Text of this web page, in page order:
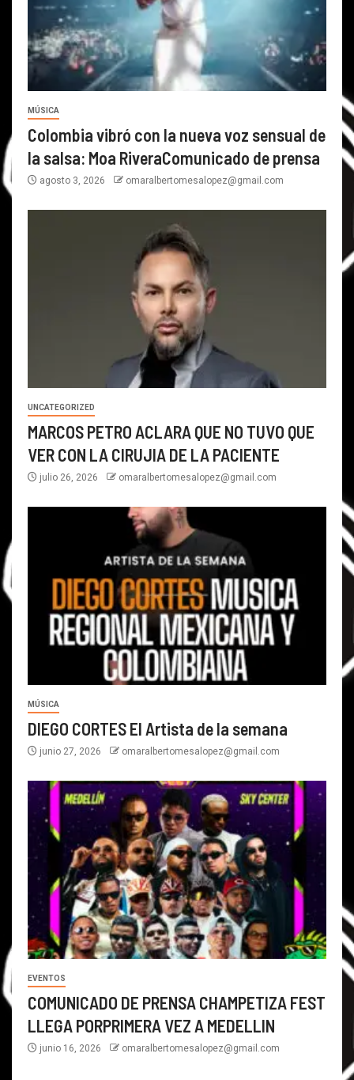
MÚSICA
Colombia vibró con la nueva voz sensual de
la salsa: Moa RiveraComunicado de prensa
agosto 3, 2026 omaralbertomesalopez@gmail.com
UNCATEGORIZED
MARCOS PETRO ACLARA QUE NO TUVO QUE
VER CON LA CIRUJIA DE LA PACIENTE
julio 26, 2026 omaralbertomesalopez@gmail.com
MÚSICA
DIEGO CORTES El Artista de la semana
junio 27, 2026 omaralbertomesalopez@gmail.com
EVENTOS
COMUNICADO DE PRENSA CHAMPETIZA FEST
LLEGA PORPRIMERA VEZ A MEDELLIN
junio 16, 2026 omaralbertomesalopez@gmail.com